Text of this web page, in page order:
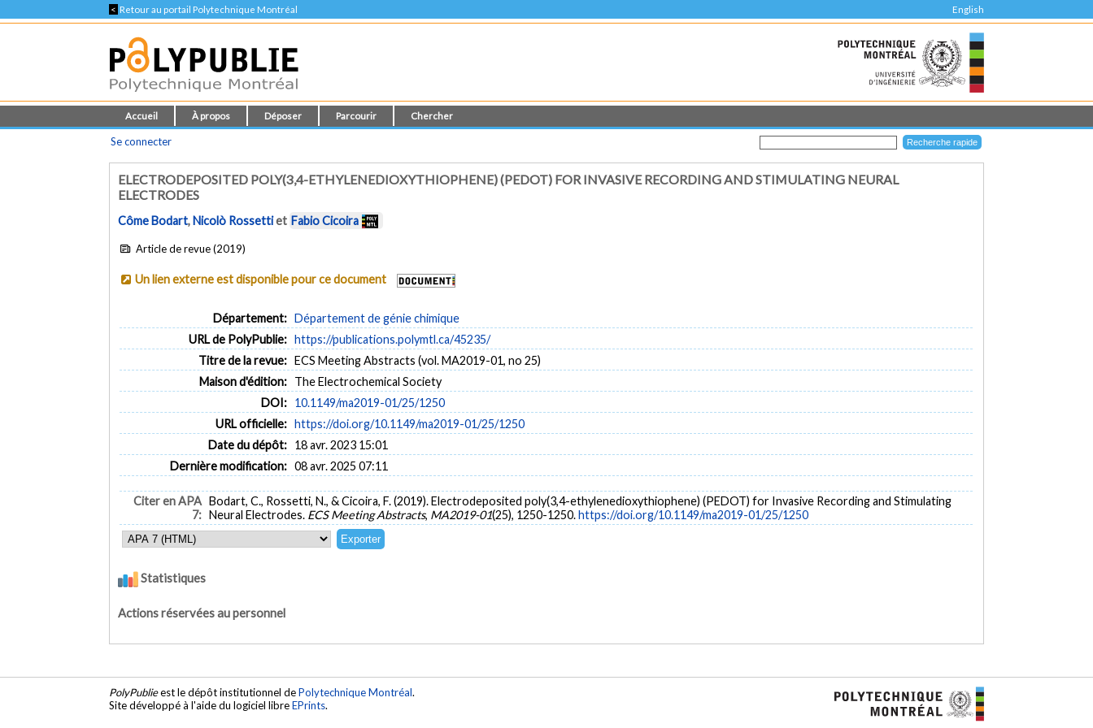
< Retour au portail Polytechnique Montréal English
Accueil À propos Déposer Parcourir Chercher
Se connecter
ELECTRODEPOSITED POLY(3,4-ETHYLENEDIOXYTHIOPHENE) (PEDOT) FOR INVASIVE RECORDING AND STIMULATING NEURAL
ELECTRODES
Côme Bodart,Nicolò Rossettiet Fabio Cicoira
Article de revue (2019)
Un lien externe est disponible pour ce document
Département: Département de génie chimique
URL de PolyPublie: https://publications.polymtl.ca/45235/
Titre de la revue: ECS Meeting Abstracts (vol. MA2019-01, no 25)
Maison d'édition: The Electrochemical Society
DOI: 10.1149/ma2019-01/25/1250
URL officielle: https://doi.org/10.1149/ma2019-01/25/1250
Date du dépôt: 18 avr. 2023 15:01
Dernière modification: 08 avr. 2025 07:11
Citer en APA
7:
Bodart, C., Rossetti, N., & Cicoira, F. (2019). Electrodeposited poly(3,4-ethylenedioxythiophene) (PEDOT) for Invasive Recording and Stimulating
Neural Electrodes. ECS Meeting Abstracts, MA2019-01(25), 1250-1250.https://doi.org/10.1149/ma2019-01/25/1250
Statistiques
Actions réservées au personnel
PolyPublieest le dépôt institutionnel dePolytechnique Montréal.
Site développé à l'aide du logiciel libreEPrints.